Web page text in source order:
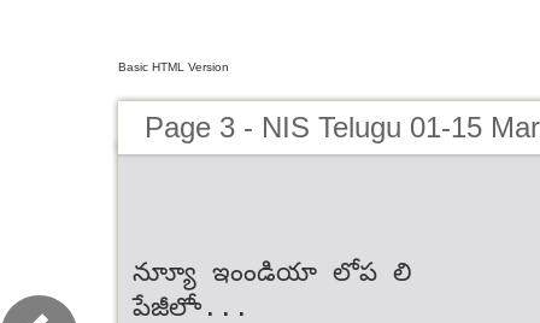
Basic HTML Version
Page 3 - NIS Telugu 01-15
న్యూూ ఇంండియా లోప లి
పేజీలోా...